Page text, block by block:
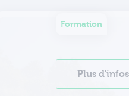
Formation
Plus